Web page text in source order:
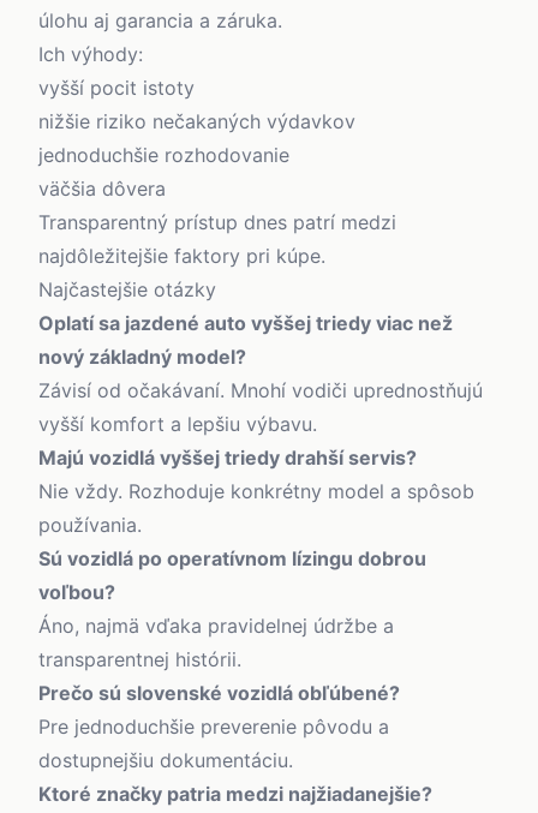
úlohu aj garancia a záruka.
Ich výhody:
vyšší pocit istoty
nižšie riziko nečakaných výdavkov
jednoduchšie rozhodovanie
väčšia dôvera
Transparentný prístup dnes patrí medzi
najdôležitejšie faktory pri kúpe.
Najčastejšie otázky
Oplatí sa jazdené auto vyššej triedy viac než
nový základný model?
Závisí od očakávaní. Mnohí vodiči uprednostňujú
vyšší komfort a lepšiu výbavu.
Majú vozidlá vyššej triedy drahší servis?
Nie vždy. Rozhoduje konkrétny model a spôsob
používania.
Sú vozidlá po operatívnom lízingu dobrou
voľbou?
Áno, najmä vďaka pravidelnej údržbe a
transparentnej histórii.
Prečo sú slovenské vozidlá obľúbené?
Pre jednoduchšie preverenie pôvodu a
dostupnejšiu dokumentáciu.
Ktoré značky patria medzi najžiadanejšie?